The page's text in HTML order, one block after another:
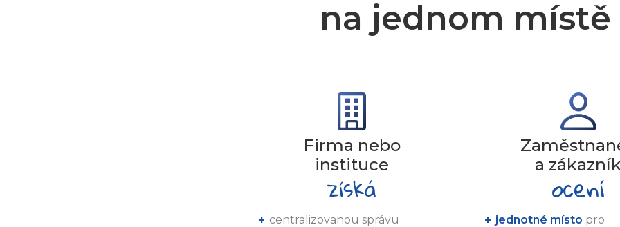
na jednom místě
Firma nebo
instituce
centralizovanou správu
a zákazník
jednotné místo pro